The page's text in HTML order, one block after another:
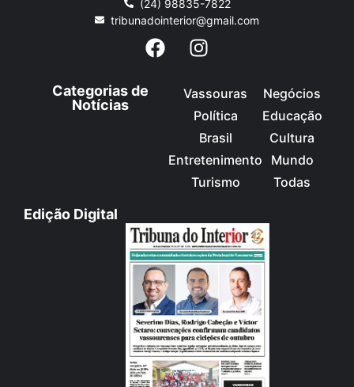
(24) 98835-7822
tribunadointerior@gmail.com
Categorias de
Notícias
Vassouras
Política
Brasil
Entretenimento
Turismo
Negócios
Educação
Cultura
Mundo
Todas
Edição Digital